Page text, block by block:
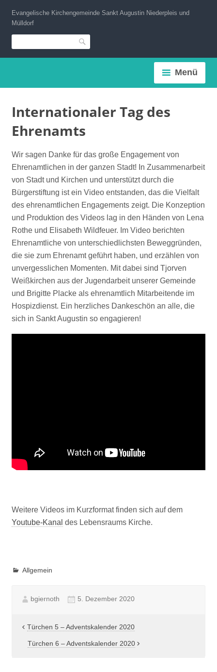
Inhalt
springen
Evangelische Kirchengemeinde Sankt Augustin Niederpleis und
Mülldorf
Suche
Menü
Internationaler Tag des
Ehrenamts
Wir sagen Danke für das große Engagement von
Ehrenamtlichen in der ganzen Stadt! In Zusammenarbeit
von Stadt und Kirchen und unterstützt durch die
Bürgerstiftung ist ein Video entstanden, das die Vielfalt
des ehrenamtlichen Engagements zeigt. Die Konzeption
und Produktion des Videos lag in den Händen von Lena
Rothe und Elisabeth Wildfeuer. Im Video berichten
Ehrenamtliche von unterschiedlichsten Beweggründen,
die sie zum Ehrenamt geführt haben, und erzählen von
unvergesslichen Momenten. Mit dabei sind Tjorven
Weißkirchen aus der Jugendarbeit unserer Gemeinde
und Brigitte Placke als ehrenamtlich Mitarbeitende im
Hospizdienst. Ein herzliches Dankeschön an alle, die
sich in Sankt Augustin so engagieren!
Weitere Videos im Kurzformat finden sich auf dem
Youtube-Kanal des Lebensraums Kirche.
Allgemein
bgiernoth 5. Dezember 2020
Beitragsnavigation
Türchen 5 – Adventskalender 2020
Türchen 6 – Adventskalender 2020